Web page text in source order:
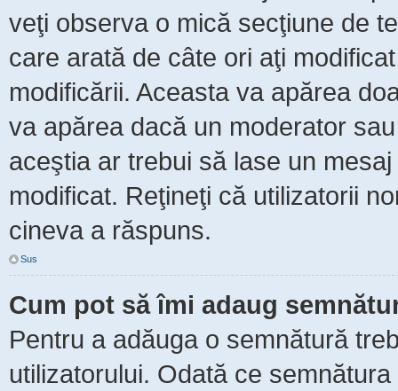
veţi observa o mică secţiune de
care arată de câte ori aţi
modificării. Aceasta va apărea
va apărea dacă un moderator
aceştia ar trebui să lase un
modificat. Reţineţi că utilizatorii
cineva a răspuns.
Sus
Cum pot să îmi adaug
Pentru a adăuga o semnătură
utilizatorului. Odată ce